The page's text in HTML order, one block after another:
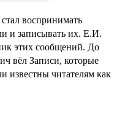
воспринимать
и записывать их. Е.И.
этих сообщений. До
вёл Записи, которые
известны читателям как